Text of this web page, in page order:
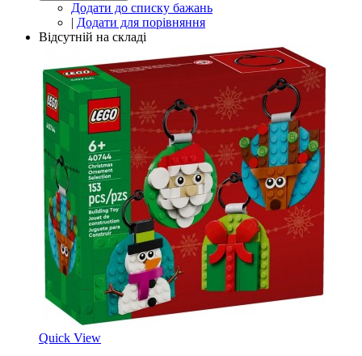
Додати до списку бажань
| Додати для порівняння
Відсутній на складі
Quick View